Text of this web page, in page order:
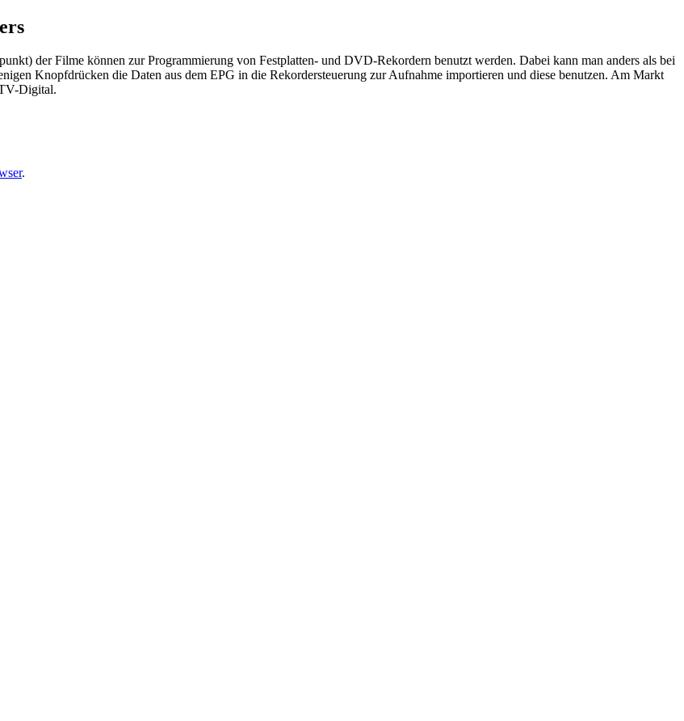
der Filme können zur Programmierung von Festplatten- und DVD-Rekordern benutzt werden. Dabei kann man anders als bei
Knopfdrücken die Daten aus dem EPG in die Rekordersteuerung zur Aufnahme importieren und diese benutzen. Am Markt
Digital.
.